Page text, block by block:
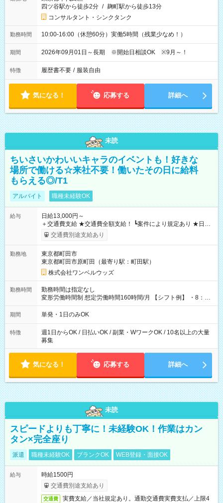
四ツ谷駅から徒歩2分 / 麹町駅から徒歩13分
コンサルタント・シンクタンク
勤務時間 10:00-16:00（休憩60分）実働5時間（残業少なめ！）
期間 2026年09月01日～長期 ※開始日相談OK ※9月～！
特徴 履歴書不要 / 服装自由
気になる！ 応募する 詳細へ
未読
ちいさいかわいいキャラのイベントも！好きな
場所で働ける☆来社不要！働いたその日に給料
もらえる◎/T1
アルバイト 職種未経験OK
給与
日給13,000円～
＋交通費支給 ★交通費全額支給！ ┗案件により規定あり ★日払
いOK！（規定あり） ┗働いたその日に現金GET♪ お仕事後はコ
ンビニATMから 日払い分を引き落とせます！ 【試用期間】試
交通費別途支給あり
勤務地
東京都町田市
東京都町田市原町田（最寄り駅：町田駅）
株式会社ワンベルウッズ
勤務時間
勤務時間は指定なし
変形労働時間制 想定労働時間160時間/月 【シフト例】 ・8：00
～21：00
期間 単発・1日のみOK
特徴
週1日からOK / 日払いOK / 副業・WワークOK / 10名以上の大量
募集
気になる！ 応募する 詳細へ
未読
スピードよりも丁寧に！未経験OK！作業はカン
タン×完全座り
派遣 職種未経験OK ブランクOK WEB登録・面接OK
給与
時給1500円
交通費別途支給あり
交通費
実費支給／当社規定あり。通勤交通費実費支払／上限4